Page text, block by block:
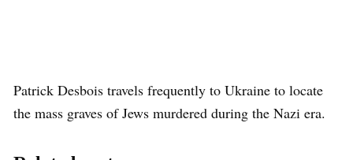
Patrick Desbois travels frequently to Ukraine to locate
the mass graves of Jews murdered during the Nazi era.